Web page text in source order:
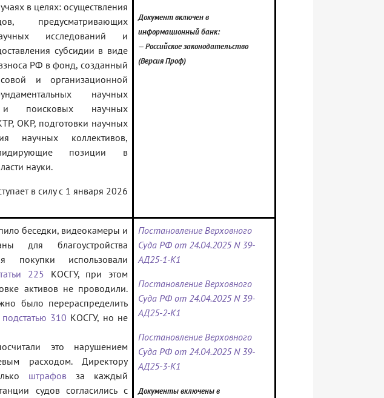
в целях: осуществления
предусматривающих
исследований и
субсидии в виде
РФ в фонд, созданный
и организационной
научных
и поисковых научных
ОКР, подготовки научных
научных коллективов,
позиции в
науки.
в силу с 1 января 2026
Документ включен в
информационный банк:
— Российское законодательство
(Версия Проф)
беседки, видеокамеры и
для благоустройства
покупки использовали
225 КОСГУ, при этом
активов не проводили.
было перераспределить
подстатью 310 КОСГУ, но не
это нарушением
расходом. Директору
штрафов за каждый
судов согласились с
Постановление Верховного
Суда РФ от 24.04.2025 N 39-
АД25-1-К1
Постановление Верховного
Суда РФ от 24.04.2025 N 39-
АД25-2-К1
Постановление Верховного
Суда РФ от 24.04.2025 N 39-
АД25-3-К1
Документы включены в